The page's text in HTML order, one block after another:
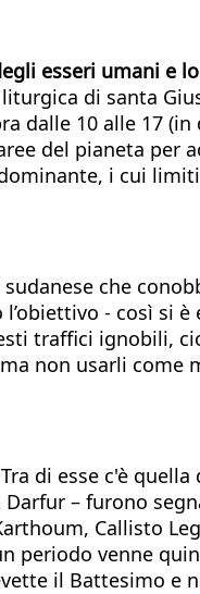
esseri umani e
di santa
dalle 10 alle 17
del pianeta
i cui
che
- così si
traffici ignobili,
non usarli
di esse c'è
– furono
Callisto
periodo venne
il Battesimo